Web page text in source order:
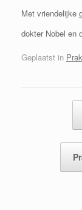
Met vriendelijke
dokter Nobel en
Geplaatst in